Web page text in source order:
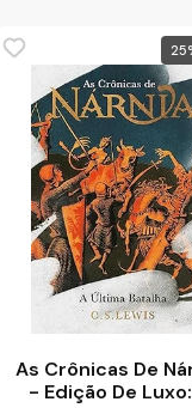
25
As Crônicas De
- Edição De